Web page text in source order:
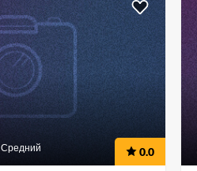
Средний 0.0